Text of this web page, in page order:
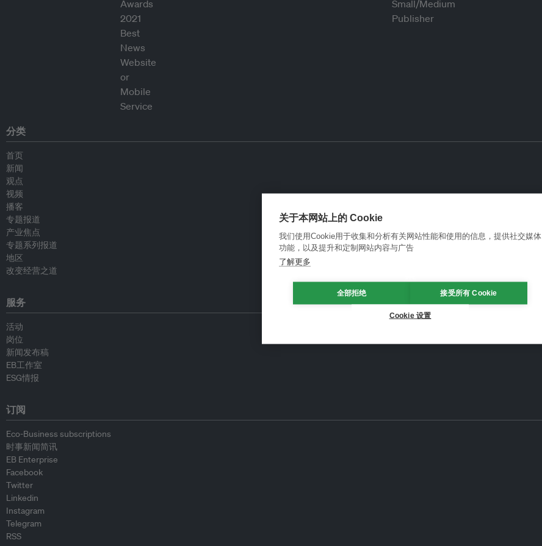
分类
首页
新闻
观点
视频
播客
专题报道
产业焦点
专题系列报道
地区
改变经营之道
服务
活动
岗位
新闻发布稿
EB工作室
ESG情报
订阅
Eco-Business subscriptions
时事新闻简讯
EB Enterprise
Facebook
Twitter
Linkedin
Instagram
Telegram
RSS
关于本网站上的 Cookie
我们使用Cookie用于收集和分析有关网站性能和使用的信息，提供社交媒体
功能，以及提升和定制网站内容与广告
了解更多
全部拒绝 接受所有 Cookie
Cookie 设置